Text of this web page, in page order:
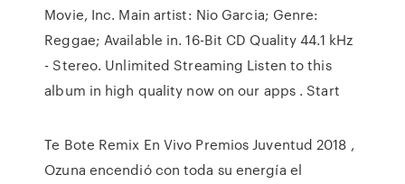
Movie, Inc. Main artist: Nio Garcia; Genre:
Reggae; Available in. 16-Bit CD Quality 44.1 kHz
- Stereo. Unlimited Streaming Listen to this
album in high quality now on our apps . Start
Te Bote Remix En Vivo Premios Juventud 2018 ,
Ozuna encendió con toda su energía el